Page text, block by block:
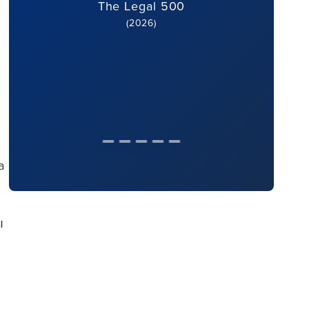
The Legal 500
(2026)